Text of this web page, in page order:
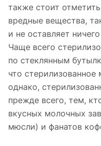
также стоит
вредные вещества,
и не оставляет
Чаще всего
по стеклянным
что стерилизованное
однако,
прежде всего, тем,
вкусных молочных
мюсли) и фанатов